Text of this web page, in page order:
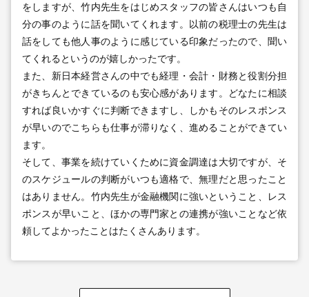
をしますが、竹内先生をはじめスタッフの皆さんはいつも自
分の事のように話を聞いてくれます。以前の税理士の先生は
話をしても他人事のように感じている印象だったので、聞い
てくれるというのが嬉しかったです。
また、新日本経営さんの中でも経理・会計・財務と役割分担
がきちんとできているのも安心感があります。どなたに相談
すれば良いかすぐに判断できますし、しかもそのレスポンス
が早いのでこちらも仕事が滞りなく、進めることができてい
ます。
そして、事業を続けていくために資金調達は大切ですが、そ
のスケジュールの判断がいつも適格で、無理だと思ったこと
はありません。竹内先生が金融機関に強いということ、レス
ポンスが早いこと、ほかの専門家との連携が強いことなど依
頼してよかったことはたくさんあります。